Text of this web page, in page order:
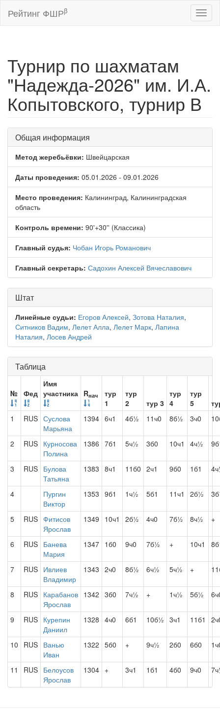
Рейтинг ФШРβ
Турнир по шахматам
"Надежда-2026" им. И.А.
Копытовского, турнир В
Общая информация
Метод жеребьёвки: Швейцарская
Даты проведения: 05.01.2026 - 09.01.2026
Место проведения: Калининград, Калининградская
область
Контроль времени: 90'+30'' (Классика)
Главный судья: Чобан Игорь Романович
Главный секретарь: Садохин Алексей Вячеславович
Штат
Линейные судьи: Егоров Алексей, Зотова Наталия,
Ситников Вадим, Лелет Алла, Лелет Марк, Лапина
Наталия, Лосев Андрей
Таблица
№ Фед
Имя
участника Rнач
тур
1
тур
2
тур 3
тур
4
тур
5
1
RUS Суслова
Марьяна
1394 6ч1 4б½ 11ч0 8б½ 3ч0
2 RUS Курносова
Полина
1386 7б1 5ч½ 3б0 10ч1 4ч½
3 RUS Булова
Татьяна
1383 8ч1 11б0 2ч1 9б0 1б1
4
Пургин
Виктор
1353 9б1 1ч½ 5б1 11ч1 2б½
5 RUS Фитисов
Ярослав
1349 10ч1 2б½ 4ч0 7б½ 8ч½ +
6 RUS Банева
Мария
1347 1б0 9ч0 7б½ + 10ч1
7 RUS Ивлиев
Владимир
1343 2ч0 8б½ 6ч½ 5ч½ +
8 RUS Карабанов
Ярослав
1342 3б0 7ч½ + 1ч½ 5б½
9 RUS Курепин
Даниил
1328 4ч0 6б1 10б½ 3ч1 11б1
10 RUS Ванью
Иван
1322 5б0 + 9ч½ 2б0 6б0
11 RUS Белоусов
Ярослав
1304 + 3ч1 1б1 4б0 9ч0